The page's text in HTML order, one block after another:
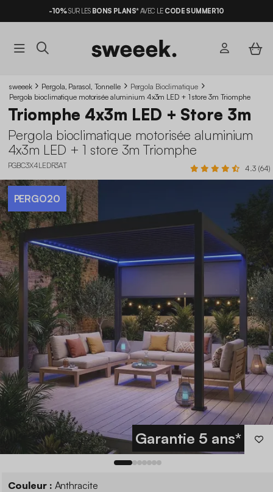
-10%SUR LES BONS PLANS*AVEC LE CODE SUMMER10
sweeek Pergola, Parasol, Tonnelle
Pergola Bioclimatique
Pergola bioclimatique motorisée aluminium 4x3m LED + 1 store 3m Triomphe
Triomphe 4x3m LED + Store 3m
Pergola bioclimatique motorisée aluminium
4x3m LED + 1 store 3m Triomphe
PGBC3X4LEDR3AT 4.3 (64)
PERGO20
Garantie 5 ans*
Couleur : Anthracite